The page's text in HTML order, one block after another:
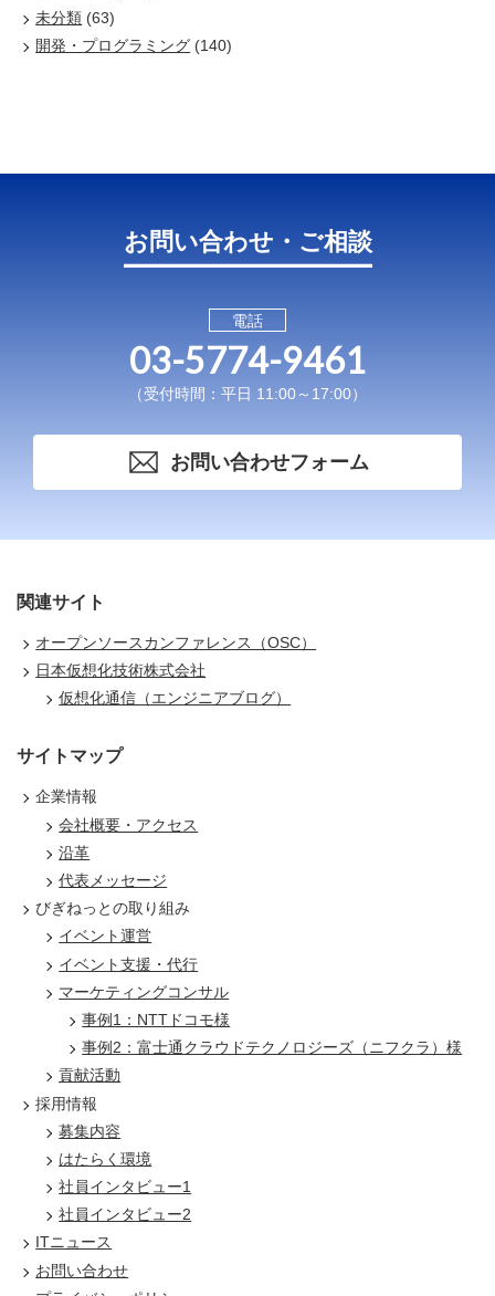
未分類 (63)
開発・プログラミング (140)
お問い合わせ・ご相談
電話
03-5774-9461
（受付時間：平日 11:00～17:00）
お問い合わせフォーム
関連サイト
オープンソースカンファレンス（OSC）
日本仮想化技術株式会社
仮想化通信（エンジニアブログ）
サイトマップ
企業情報
会社概要・アクセス
沿革
代表メッセージ
びぎねっとの取り組み
イベント運営
イベント支援・代行
マーケティングコンサル
事例1：NTTドコモ様
事例2：富士通クラウドテクノロジーズ（ニフクラ）様
貢献活動
採用情報
募集内容
はたらく環境
社員インタビュー1
社員インタビュー2
ITニュース
お問い合わせ